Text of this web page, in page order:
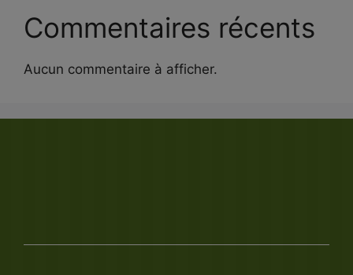
Commentaires récents
Aucun commentaire à afficher.